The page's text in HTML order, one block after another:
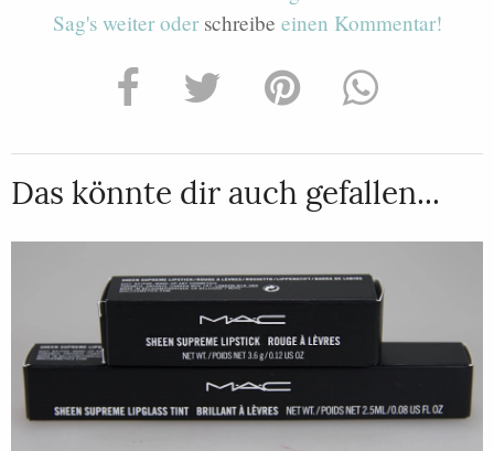
Sag's weiter oder schreibe einen Kommentar!
Das könnte dir auch gefallen...